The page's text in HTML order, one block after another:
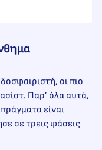
οι πιο
Παρ’ όλα αυτά,
είναι
σε τρεις φάσεις